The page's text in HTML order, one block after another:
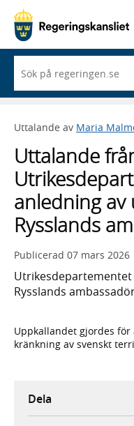
du
börjar
skriva
framträder
lista
med
sökförslag
Uttalande av Maria
Uttalande
anledning av
Rysslands
Publicerad 07 mars 2026
Rysslands
Uppkallandet gjordes för
kränkning av svenskt
Dela